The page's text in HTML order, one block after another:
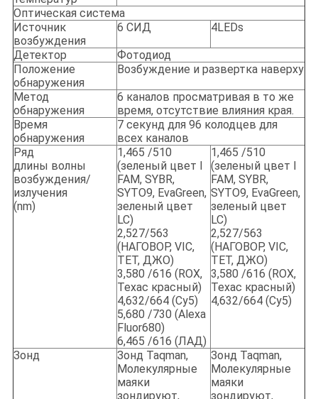
Оптическая система
Источник
возбуждения
6 СИД 4LEDs
Детектор
Фотодиод
Положение
обнаружения
Возбуждение и развертка наверху
Метод
обнаружения
6 каналов просматривая в то же
время, отсутствие влияния края.
Время
обнаружения
7 секунд для 96 колодцев для
всех каналов
Ряд
длины волны
возбуждения/
излучения
(nm)
1,465 /510
(зеленый цвет I
FAM, SYBR,
SYTO9, EvaGreen,
зеленый цвет
LC)
2,527/563
(НАГОВОР, VIC,
TET, ДЖО)
3,580 /616 (ROX,
Техас красный)
4,632/664 (Cy5)
5,680 /730 (Alexa
Fluor680)
6,465 /616 (ЛАД)
1,465 /510
(зеленый цвет I
FAM, SYBR,
SYTO9, EvaGreen,
зеленый цвет
LC)
2,527/563
(НАГОВОР, VIC,
TET, ДЖО)
3,580 /616 (ROX,
Техас красный)
4,632/664 (Cy5)
Зонд
Зонд Taqman,
Молекулярные
маяки
зондируют,
Зонд Taqman,
Молекулярные
маяки
зондируют,